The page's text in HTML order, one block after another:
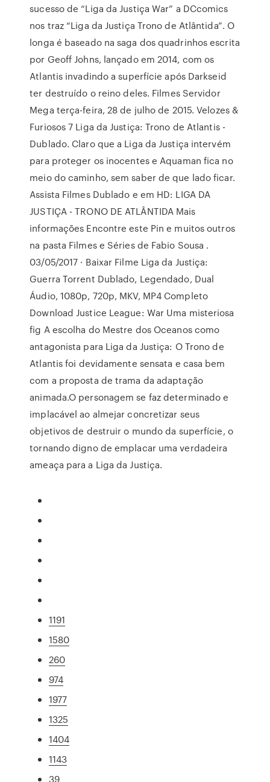
sucesso de “Liga da Justiça War” a DCcomics
nos traz “Liga da Justiça Trono de Atlântida”. O
longa é baseado na saga dos quadrinhos escrita
por Geoff Johns, lançado em 2014, com os
Atlantis invadindo a superfície após Darkseid
ter destruído o reino deles. Filmes Servidor
Mega terça-feira, 28 de julho de 2015. Velozes &
Furiosos 7 Liga da Justiça: Trono de Atlantis -
Dublado. Claro que a Liga da Justiça intervém
para proteger os inocentes e Aquaman fica no
meio do caminho, sem saber de que lado ficar.
Assista Filmes Dublado e em HD: LIGA DA
JUSTIÇA - TRONO DE ATLÂNTIDA Mais
informações Encontre este Pin e muitos outros
na pasta Filmes e Séries de Fabio Sousa .
03/05/2017 · Baixar Filme Liga da Justiça:
Guerra Torrent Dublado, Legendado, Dual
Áudio, 1080p, 720p, MKV, MP4 Completo
Download Justice League: War Uma misteriosa
fig A escolha do Mestre dos Oceanos como
antagonista para Liga da Justiça: O Trono de
Atlantis foi devidamente sensata e casa bem
com a proposta de trama da adaptação
animada.O personagem se faz determinado e
implacável ao almejar concretizar seus
objetivos de destruir o mundo da superfície, o
tornando digno de emplacar uma verdadeira
ameaça para a Liga da Justiça.
1191
1580
260
974
1977
1325
1404
1143
39